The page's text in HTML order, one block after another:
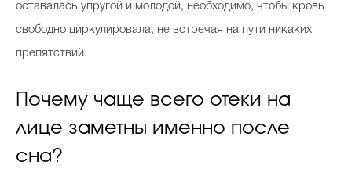
Фотоальбом
Интервью со звездой
оставалась упругой и молодой, необходимо, чтобы кровь
свободно циркулировала, не встречая на пути никаких
препятствий.
Почему чаще всего отеки на
лице заметны именно после
сна?